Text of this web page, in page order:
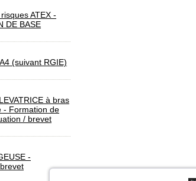
ATEX -
DE BASE
(suivant RGIE)
à bras
- Formation de
/ brevet
-